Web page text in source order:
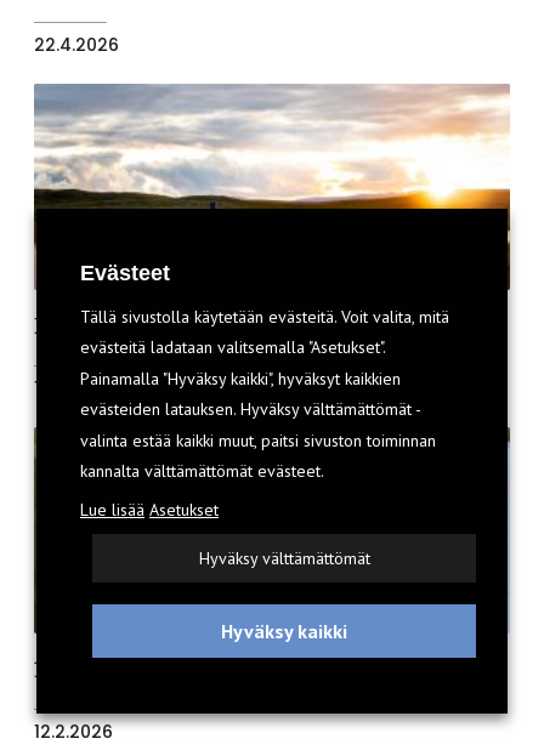
22.4.2026
Kalastusvaellus Roston aluelle
11.3.2026
10 vinkkiä retkisuunnistukseen
12.2.2026
Evästeet
Tällä sivustolla käytetään evästeitä. Voit valita, mitä
evästeitä ladataan valitsemalla "Asetukset".
Painamalla "Hyväksy kaikki", hyväksyt kaikkien
evästeiden latauksen. Hyväksy välttämättömät -
valinta estää kaikki muut, paitsi sivuston toiminnan
kannalta välttämättömät evästeet.
Lue lisää Asetukset
Hyväksy välttämättömät
Hyväksy kaikki